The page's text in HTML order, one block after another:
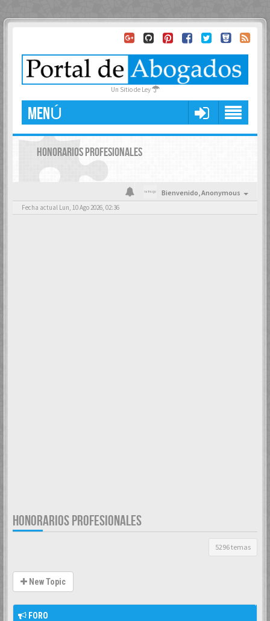
Un Sitio de Ley
MENÚ
HONORARIOS PROFESIONALES
Bienvenido,Anonymous
Fecha actual Lun, 10 Ago 2026, 02:36
HONORARIOS PROFESIONALES
5296 temas
New Topic
FORO